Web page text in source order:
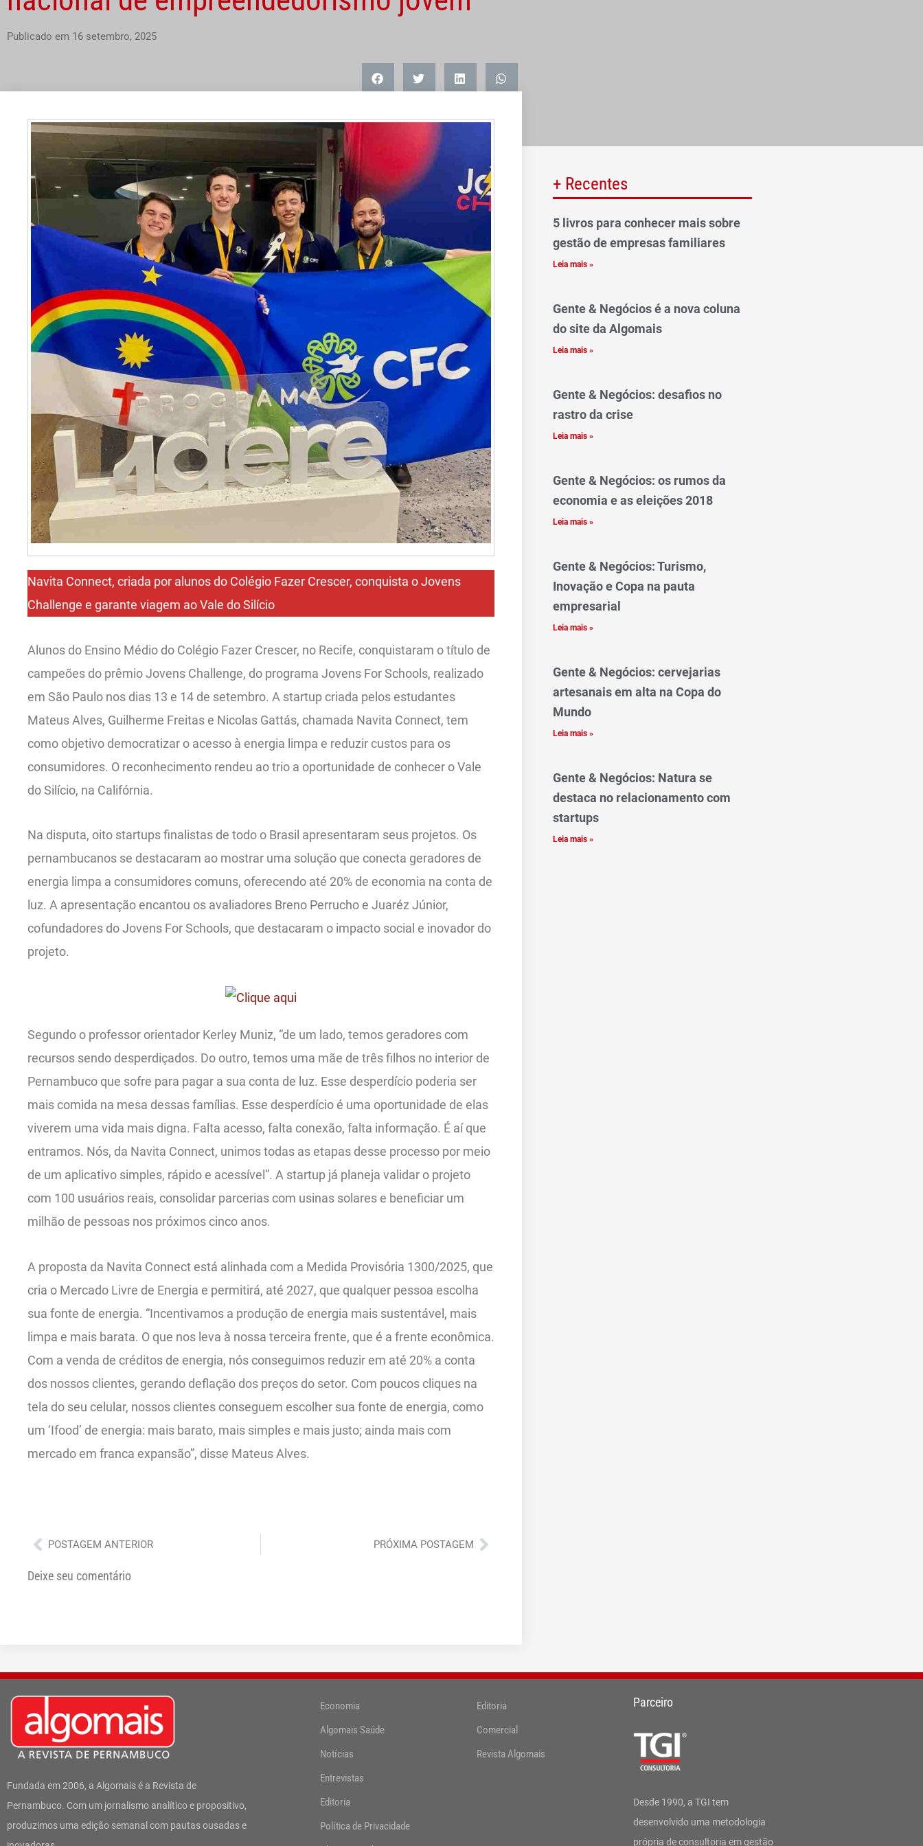
Publicado em 16 setembro, 2025
Navita Connect, criada por alunos do Colégio Fazer Crescer, conquista o Jovens
Challenge e garante viagem ao Vale do Silício
Alunos do Ensino Médio do Colégio Fazer Crescer, no Recife, conquistaram o título de
campeões do prêmio Jovens Challenge, do programa Jovens For Schools, realizado
em São Paulo nos dias 13 e 14 de setembro. A startup criada pelos estudantes
Mateus Alves, Guilherme Freitas e Nicolas Gattás, chamada Navita Connect, tem
como objetivo democratizar o acesso à energia limpa e reduzir custos para os
consumidores. O reconhecimento rendeu ao trio a oportunidade de conhecer o Vale
do Silício, na Califórnia.
Na disputa, oito startups finalistas de todo o Brasil apresentaram seus projetos. Os
pernambucanos se destacaram ao mostrar uma solução que conecta geradores de
energia limpa a consumidores comuns, oferecendo até 20% de economia na conta de
luz. A apresentação encantou os avaliadores Breno Perrucho e Juaréz Júnior,
cofundadores do Jovens For Schools, que destacaram o impacto social e inovador do
projeto.
Segundo o professor orientador Kerley Muniz, “de um lado, temos geradores com
recursos sendo desperdiçados. Do outro, temos uma mãe de três filhos no interior de
Pernambuco que sofre para pagar a sua conta de luz. Esse desperdício poderia ser
mais comida na mesa dessas famílias. Esse desperdício é uma oportunidade de elas
viverem uma vida mais digna. Falta acesso, falta conexão, falta informação. É aí que
entramos. Nós, da Navita Connect, unimos todas as etapas desse processo por meio
de um aplicativo simples, rápido e acessível”. A startup já planeja validar o projeto
com 100 usuários reais, consolidar parcerias com usinas solares e beneficiar um
milhão de pessoas nos próximos cinco anos.
A proposta da Navita Connect está alinhada com a Medida Provisória 1300/2025, que
cria o Mercado Livre de Energia e permitirá, até 2027, que qualquer pessoa escolha
sua fonte de energia. “Incentivamos a produção de energia mais sustentável, mais
limpa e mais barata. O que nos leva à nossa terceira frente, que é a frente econômica.
Com a venda de créditos de energia, nós conseguimos reduzir em até 20% a conta
dos nossos clientes, gerando deflação dos preços do setor. Com poucos cliques na
tela do seu celular, nossos clientes conseguem escolher sua fonte de energia, como
um ‘Ifood’ de energia: mais barato, mais simples e mais justo; ainda mais com
mercado em franca expansão”, disse Mateus Alves.
Anterior
POSTAGEM ANTERIOR PRÓXIMA POSTAGEMPróximo
Deixe seu comentário
+ Recentes
5 livros para conhecer mais sobre
gestão de empresas familiares
Leia mais »
Gente & Negócios é a nova coluna
do site da Algomais
Leia mais »
Gente & Negócios: desafios no
rastro da crise
Leia mais »
Gente & Negócios: os rumos da
economia e as eleições 2018
Leia mais »
Gente & Negócios: Turismo,
Inovação e Copa na pauta
empresarial
Leia mais »
Gente & Negócios: cervejarias
artesanais em alta na Copa do
Mundo
Leia mais »
Gente & Negócios: Natura se
destaca no relacionamento com
startups
Leia mais »
Fundada em 2006, a Algomais é a Revista de
Pernambuco. Com um jornalismo analítico e propositivo,
produzimos uma edição semanal com pautas ousadas e
Economia
Algomais Saúde
Notícias
Entrevistas
Editoria
Política de Privacidade
Editoria
Comercial
Revista Algomais
Parceiro
Desde 1990, a TGI tem
desenvolvido uma metodologia
própria de consultoria em gestão